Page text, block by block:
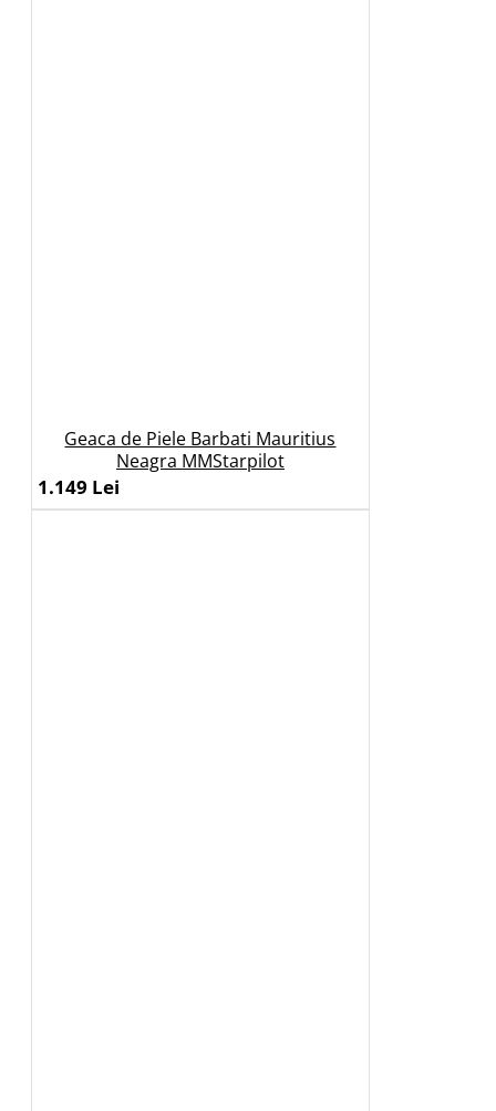
Geaca de Piele Barbati Mauritius
Neagra MMStarpilot
1.149 Lei